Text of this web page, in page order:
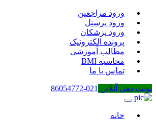
ورود مراجعین
ورود پرسنل
ورود پزشکان
پرونده الکترونیک
مطالب آموزشی
محاسبه BMI
تماس با ما
نوبت دهی آنلاین 021-86054772
خانه